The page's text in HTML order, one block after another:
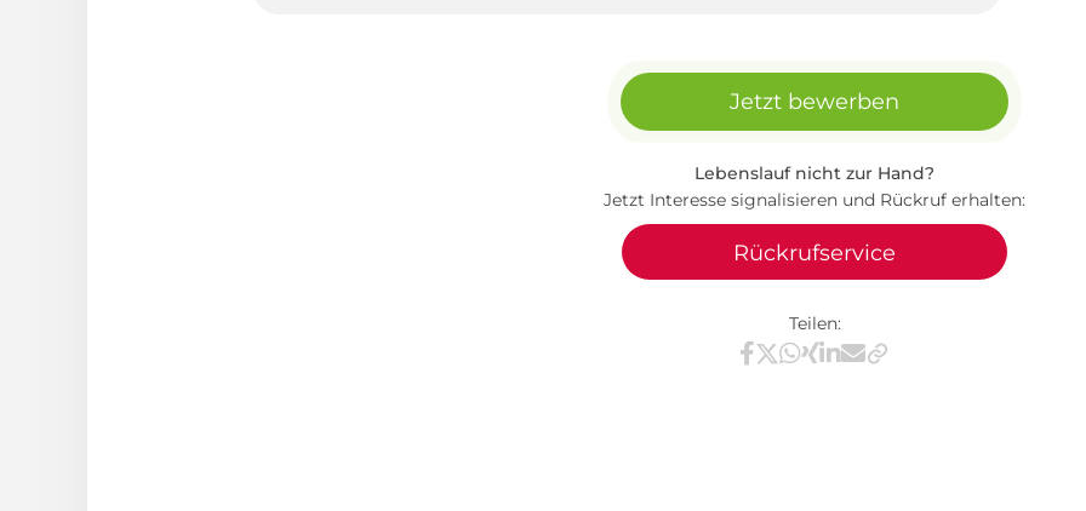
Jetzt bewerben
Lebenslauf nicht zur Hand?
Jetzt Interesse signalisieren und Rückruf erhalten:
Rückrufservice
Teilen:
Teilen via Facebook
Teilen via X / Twitter
Teilen via WhatsApp
Teilen via Xing
Teilen via LinkedIn
Teilen via E-Mail